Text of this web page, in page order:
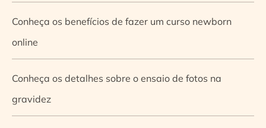
Conheça os benefícios de fazer um curso newborn
online
Conheça os detalhes sobre o ensaio de fotos na
gravidez